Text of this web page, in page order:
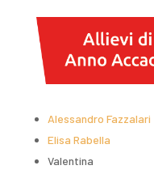
Alessandro Fazzalari
Elisa Rabella
Valentina